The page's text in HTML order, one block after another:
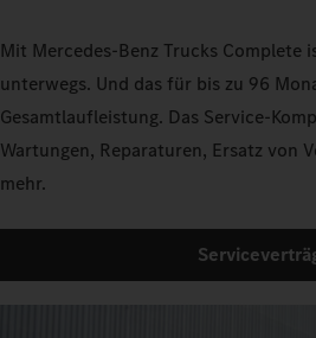
Mit Mercedes‑Benz Trucks
unterwegs. Und das für bis zu 96
Gesamtlaufleistung. Das Service-
Wartungen, Reparaturen, Ersatz von
mehr.